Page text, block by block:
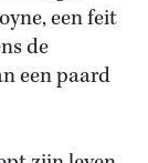
een feit
de
een paard